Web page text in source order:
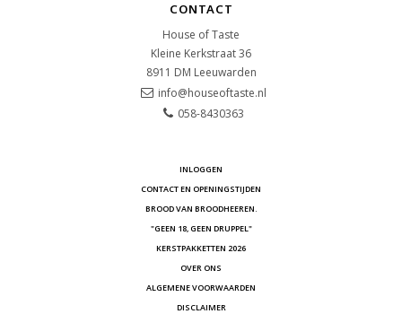
CONTACT
House of Taste
Kleine Kerkstraat 36
8911 DM Leeuwarden
info@houseoftaste.nl
058-8430363
INLOGGEN
CONTACT EN OPENINGSTIJDEN
BROOD VAN BROODHEEREN.
"GEEN 18, GEEN DRUPPEL"
KERSTPAKKETTEN 2026
OVER ONS
ALGEMENE VOORWAARDEN
DISCLAIMER